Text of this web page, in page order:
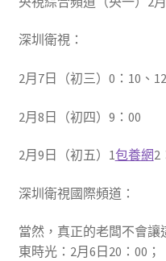
深圳衛視：
2月7日（初三）0：10、
2月8日（初四）9：00
2月9日（初五）1包養網2
深圳衛視國際頻道：
當然，真正的老闆不會
東時光：2月6日20：00；